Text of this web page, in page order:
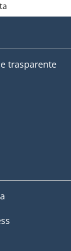
trasparente